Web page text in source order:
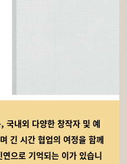
국내외 다양한 창작자 및 예
긴 시간 협업의 여정을 함께
으로 기억되는 이가 있습니